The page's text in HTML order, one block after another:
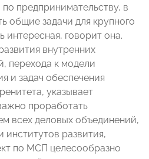
предпринимательству, в
общие задачи для крупного
интересная, говорит она.
внутренних
перехода к модели
и задач обеспечения
указывает
проработать
всех деловых объединений,
развития,
по МСП целесообразно